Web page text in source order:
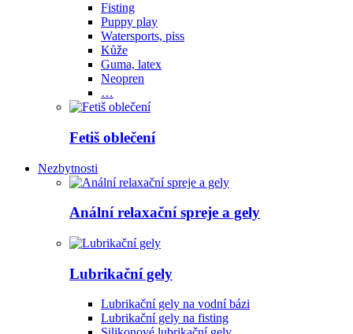
Fisting
Puppy play
Watersports, piss
Kůže
Guma, latex
Neopren
…
Fetiš oblečení
Nezbytnosti
Anální relaxační spreje a gely
Lubrikační gely
Lubrikační gely na vodní bázi
Lubrikační gely na fisting